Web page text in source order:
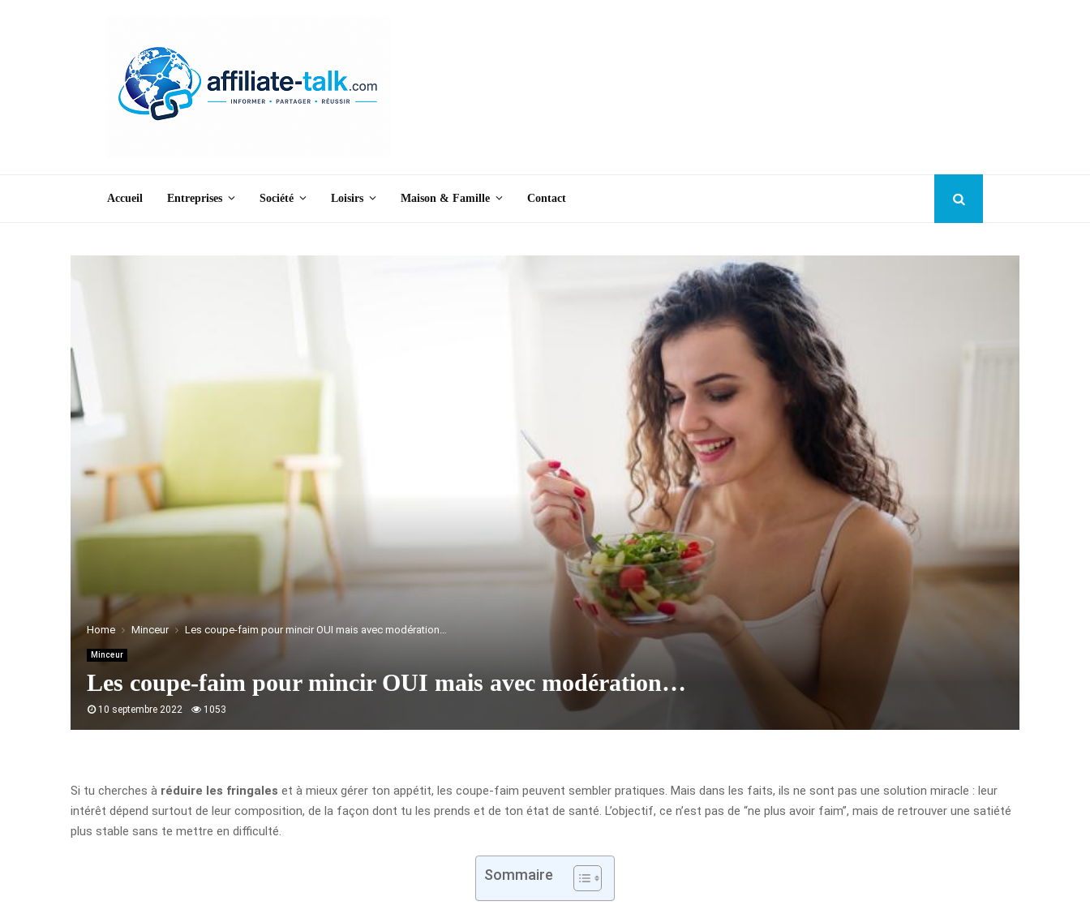
Accueil Entreprises Société Loisirs Maison & Famille Contact
Home Minceur Les coupe-faim pour mincir OUI mais avec modération…
Minceur
Les coupe-faim pour mincir OUI mais avec modération…
10 septembre 2022 1053
Si tu cherches à réduire les fringales et à mieux gérer ton appétit, les coupe-faim peuvent sembler pratiques. Mais dans les faits, ils ne sont pas une solution miracle : leur
intérêt dépend surtout de leur composition, de la façon dont tu les prends et de ton état de santé. L’objectif, ce n’est pas de “ne plus avoir faim”, mais de retrouver une satiété
plus stable sans te mettre en difficulté.
Sommaire